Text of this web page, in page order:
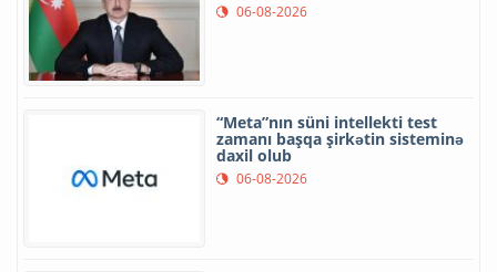
06-08-2026
“Meta”nın süni intellekti test
zamanı başqa şirkətin sisteminə
daxil olub
06-08-2026